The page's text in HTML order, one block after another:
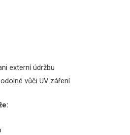
externí údržbu
vůči UV záření